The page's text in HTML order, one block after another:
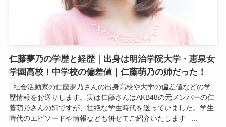
仁藤夢乃の学歴と経歴｜出身は明治学院大学・恵泉女
学園高校！中学校の偏差値｜仁藤萌乃の姉だった！
社会活動家の仁藤夢乃さんの出身高校や大学の偏差値などの学
歴情報をお送りします。実は仁藤さんはAKB48の元メンバーの仁
藤萌乃さんの姉ですが、壮絶な学生時代を送っていました。学生
時代のエピソードや情報なども併せてご紹介いたします ...